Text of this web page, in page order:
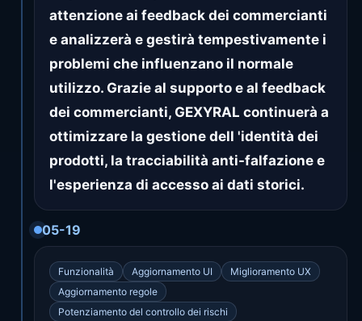
attenzione ai feedback dei commercianti
e analizzerà e gestirà tempestivamente i
problemi che influenzano il normale
utilizzo. Grazie al supporto e al feedback
dei commercianti, GEXYRAL continuerà a
ottimizzare la gestione dell 'identità dei
prodotti, la tracciabilità anti-falfazione e
l'esperienza di accesso ai dati storici.
05-19
Funzionalità Aggiornamento UI
Miglioramento UX
Aggiornamento regole
Potenziamento del controllo dei rischi